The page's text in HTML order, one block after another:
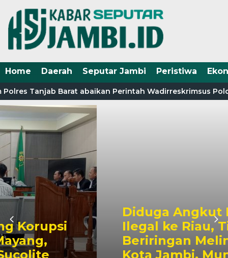
Home Daerah Seputar Jambi Peristiwa
Tanjab Barat abaikan Perintah Wadirreskrimsus
Diduga Angkut Rokok
Ilegal ke Riau, Tiga Truk
Beriringan Melintas di
Kota Jambi, Muncul